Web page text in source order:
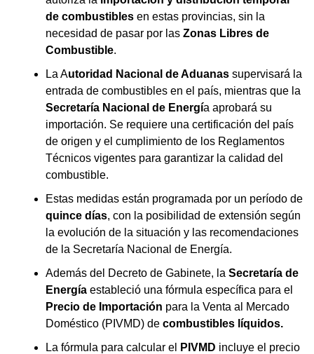
de combustibles en estas provincias, sin la
necesidad de pasar por las Zonas Libres de
Combustible.
La Autoridad Nacional de Aduanas supervisará la
entrada de combustibles en el país, mientras que la
Secretaría Nacional de Energía aprobará su
importación. Se requiere una certificación del país
de origen y el cumplimiento de los Reglamentos
Técnicos vigentes para garantizar la calidad del
combustible.
Estas medidas están programada por un período de
quince días, con la posibilidad de extensión según
la evolución de la situación y las recomendaciones
de la Secretaría Nacional de Energía.
Además del Decreto de Gabinete, la Secretaría de
Energía estableció una fórmula específica para el
Precio de Importación para la Venta al Mercado
Doméstico (PIVMD) de combustibles líquidos.
La fórmula para calcular el
PIVMD incluye el precio